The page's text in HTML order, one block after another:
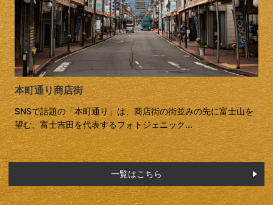
本町通り商店街
SNSで話題の「本町通り」は、商店街の街並みの先に富士山を
望む、富士吉田を代表するフォトジェニック...
一覧はこちら